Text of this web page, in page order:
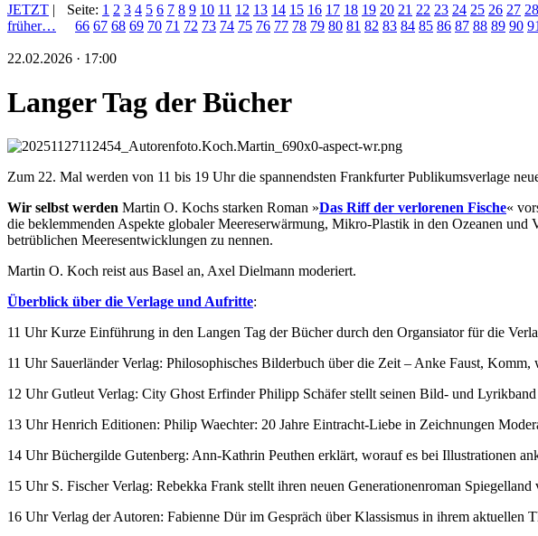
JETZT |
früher…
Seite: 1 2 3 4 5 6 7 8 9 10 11 12 13 14 15 16 17 18 19 20 21 22 23 24 25 26 27 28
66 67 68 69 70 71 72 73 74 75 76 77 78 79 80 81 82 83 84 85 86 87 88 89 90 91
22.02.2026 · 17:00
Langer Tag der Bücher
Zum 22. Mal werden von 11 bis 19 Uhr die spannendsten Frankfurter Publikumsverlage
Wir selbst werden Martin O. Kochs starken Roman »Das Riff der verlorenen Fische«
die beklemmenden Aspekte globaler Meereserwärmung, Mikro-Plastik in den Ozeanen
betrüblichen Meeresentwicklungen zu nennen.
Martin O. Koch reist aus Basel an, Axel Dielmann moderiert.
Überblick über die Verlage und Aufritte:
11 Uhr Kurze Einführung in den Langen Tag der Bücher durch den Organsiator für die
11 Uhr Sauerländer Verlag: Philosophisches Bilderbuch über die Zeit – Anke Faust,
12 Uhr Gutleut Verlag: City Ghost Erfinder Philipp Schäfer stellt seinen Bild- und
13 Uhr Henrich Editionen: Philip Waechter: 20 Jahre Eintracht-Liebe in Zeichnungen
14 Uhr Büchergilde Gutenberg: Ann-Kathrin Peuthen erklärt, worauf es bei Illustrationen
15 Uhr S. Fischer Verlag: Rebekka Frank stellt ihren neuen Generationenroman
16 Uhr Verlag der Autoren: Fabienne Dür im Gespräch über Klassismus in ihrem